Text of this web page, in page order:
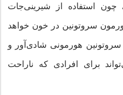
چون استفاده از شیرینی‌جات
سروتونین در خون خواهد
هورمونی شادی‌آور و
برای افرادی كه ناراحت